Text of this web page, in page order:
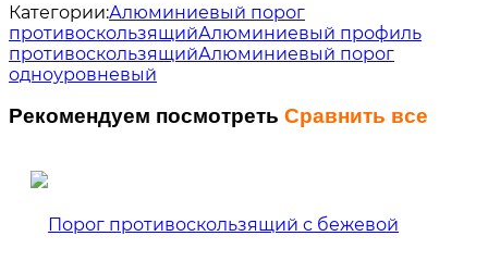
Категории:Алюминиевый порог
противоскользящийАлюминиевый профиль
противоскользящийАлюминиевый порог
одноуровневый
Рекомендуем посмотреть Сравнить все